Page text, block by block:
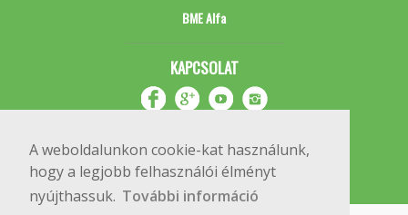
A weboldalunkon cookie-kat használunk,
hogy a legjobb felhasználói élményt
nyújthassuk. További információ
BME Alfa
KAPCSOLAT